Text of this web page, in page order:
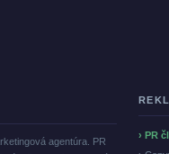
agentúra. PR
› PR